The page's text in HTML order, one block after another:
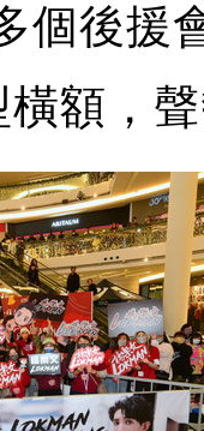
個後援
橫額，